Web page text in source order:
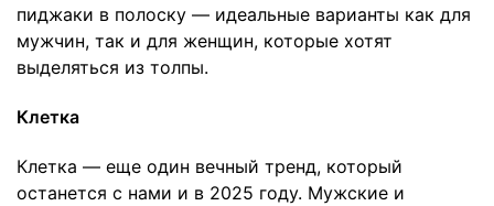
пиджаки в полоску — идеальные варианты как для
мужчин, так и для женщин, которые хотят
выделяться из толпы.
Клетка
Клетка — еще один вечный тренд, который
останется с нами и в 2025 году. Мужские и